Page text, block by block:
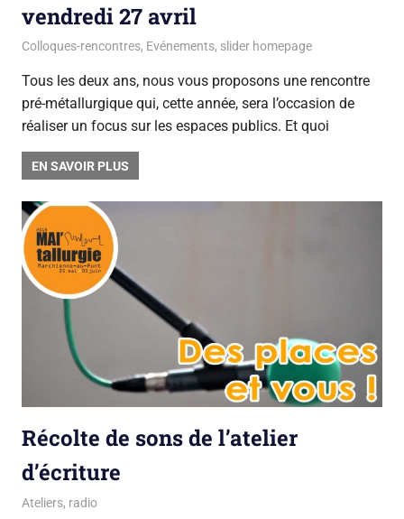
vendredi 27 avril
29 mars 2018
La team du Gsara
Colloques-rencontres, Evénements, slider homepage
Tous les deux ans, nous vous proposons une rencontre
pré-métallurgique qui, cette année, sera l’occasion de
réaliser un focus sur les espaces publics. Et quoi
EN SAVOIR PLUS
Récolte de sons de l’atelier
d’écriture
16 mars 2018
La team du Gsara
Ateliers, radio